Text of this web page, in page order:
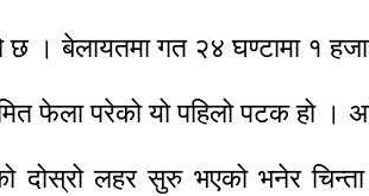
छ । बेलायतमा गत २४ घण्टामा १
फेला परेको यो पहिलो पटक हो
दोस्रो लहर सुरु भएको भनेर